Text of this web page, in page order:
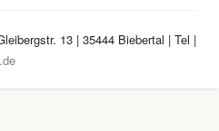
13 | 35444 Biebertal | Tel |